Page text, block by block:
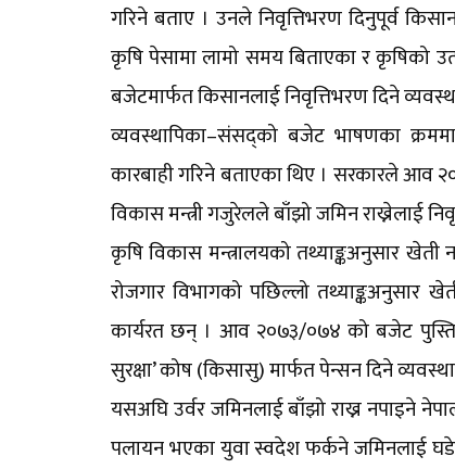
गरिने बताए । उनले निवृत्तिभरण दिनुपूर्व
कृषि पेसामा लामो समय बिताएका र कृषिको
बजेटमार्फत किसानलाई निवृत्तिभरण दिने
व्यवस्थापिका–संसद्को बजेट भाषणका क्रममा
कारबाही गरिने बताएका थिए । सरकारले आव
विकास मन्त्री गजुरेलले बाँझो जमिन राख्नेलाई
कृषि विकास मन्त्रालयको तथ्याङ्कअनुसार
रोजगार विभागको पछिल्लो तथ्याङ्कअनुसार
कार्यरत छन् । आव २०७३/०७४ को बजेट
सुरक्षा’ कोष (किसासु) मार्फत पेन्सन दिने
यसअघि उर्वर जमिनलाई बाँझो राख्न नपाइने
पलायन भएका युवा स्वदेश फर्कने जमिनलाई